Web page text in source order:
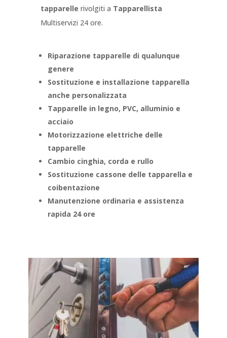
tapparelle rivolgiti a Tapparellista
Multiservizi 24 ore.
Riparazione tapparelle di qualunque
genere
Sostituzione e installazione tapparella
anche personalizzata
Tapparelle in legno, PVC, alluminio e
acciaio
Motorizzazione elettriche delle
tapparelle
Cambio cinghia, corda e rullo
Sostituzione cassone delle tapparella e
coibentazione
Manutenzione ordinaria e assistenza
rapida 24 ore